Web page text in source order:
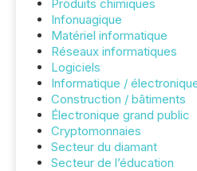
Produits chimiques
Infonuagique
Matériel informatique
Réseaux informatiques
Logiciels
Informatique /
Construction / bâtiments
Électronique grand public
Cryptomonnaies
Secteur du diamant
Secteur de l’éducation